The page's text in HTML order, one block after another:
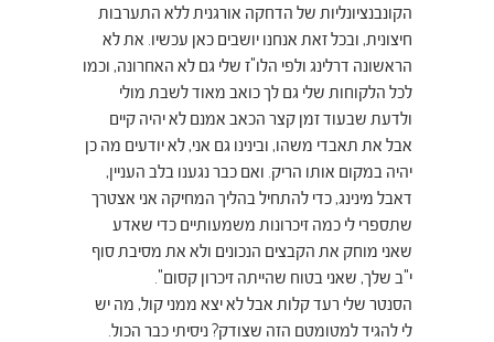
הקונבנציונליות של הדחקה אורגנית ללא התערבות
חיצונית, ובכל זאת אנחנו יושבים כאן עכשיו. את לא
הראשונה דרלינג ולפי הלו"ז שלי גם לא האחרונה, וכמו
לכל הלקוחות שלי גם לך כואב מאוד לשבת מולי
ולדעת שבעוד זמן קצר הכאב אמנם לא יהיה קיים
אבל את תאבדי משהו, ובינינו גם אני, לא יודעים מה כן
יהיה במקום אותו הריק. ואם כבר נגענו בלב העניין,
דאבל מינינג, כדי להתחיל בהליך המחיקה אני אצטרך
שתספרי לי כמה זיכרונות משמעותיים כדי שאדע
שאני מוחק את הקבצים הנכונים ולא את מסיבת סוף
י"ב שלך, שאני בטוח שהייתה זיכרון קסום".
הסנטר שלי רעד קלות אבל לא יצא ממני קול, מה יש
לי להגיד למטומטם הזה שצודק? ניסיתי כבר הכול.